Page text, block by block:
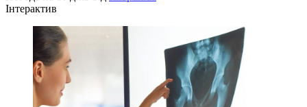
Інтерактив